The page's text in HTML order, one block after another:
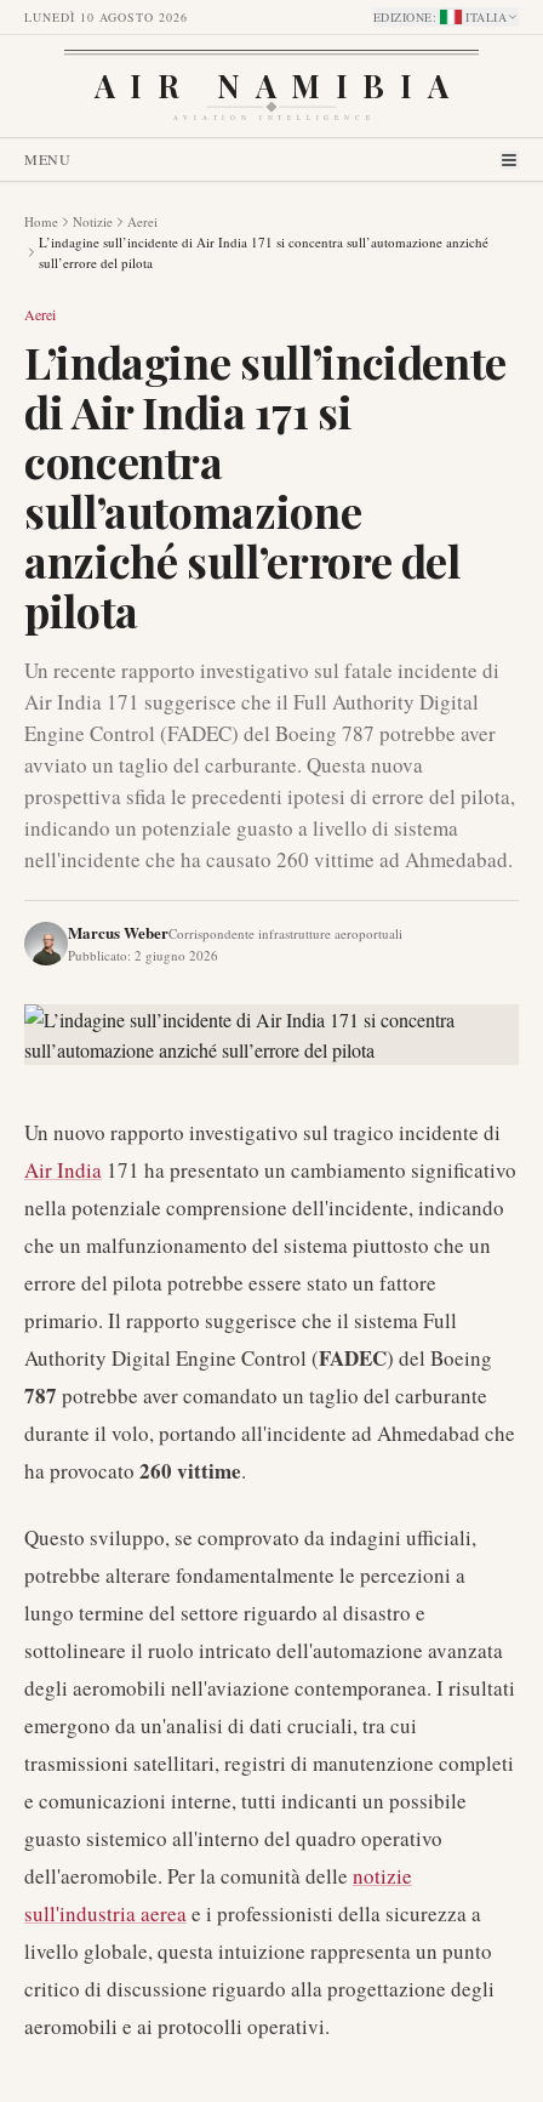
LUNEDÌ 10 AGOSTO 2026 EDIZIONE: ITALIA
AIR NAMIBIA
AVIATION INTELLIGENCE
MENU
Home Notizie
Aerei
L’indagine sull’incidente di Air India 171 si concentra sull’automazione anziché
sull’errore del pilota
Aerei
L’indagine sull’incidente
di Air India 171 si
concentra
sull’automazione
anziché sull’errore del
pilota
Un recente rapporto investigativo sul fatale incidente di
Air India 171 suggerisce che il Full Authority Digital
Engine Control (FADEC) del Boeing 787 potrebbe aver
avviato un taglio del carburante. Questa nuova
prospettiva sfida le precedenti ipotesi di errore del pilota,
indicando un potenziale guasto a livello di sistema
nell'incidente che ha causato 260 vittime ad Ahmedabad.
Marcus WeberCorrispondente infrastrutture aeroportuali
Pubblicato: 2 giugno 2026
Un nuovo rapporto investigativo sul tragico incidente di
Air India 171 ha presentato un cambiamento significativo
nella potenziale comprensione dell'incidente, indicando
che un malfunzionamento del sistema piuttosto che un
errore del pilota potrebbe essere stato un fattore
primario. Il rapporto suggerisce che il sistema Full
Authority Digital Engine Control (FADEC) del Boeing
787 potrebbe aver comandato un taglio del carburante
durante il volo, portando all'incidente ad Ahmedabad che
ha provocato 260 vittime.
Questo sviluppo, se comprovato da indagini ufficiali,
potrebbe alterare fondamentalmente le percezioni a
lungo termine del settore riguardo al disastro e
sottolineare il ruolo intricato dell'automazione avanzata
degli aeromobili nell'aviazione contemporanea. I risultati
emergono da un'analisi di dati cruciali, tra cui
trasmissioni satellitari, registri di manutenzione completi
e comunicazioni interne, tutti indicanti un possibile
guasto sistemico all'interno del quadro operativo
dell'aeromobile. Per la comunità delle notizie
sull'industria aereae i professionisti della sicurezza a
livello globale, questa intuizione rappresenta un punto
critico di discussione riguardo alla progettazione degli
aeromobili e ai protocolli operativi.